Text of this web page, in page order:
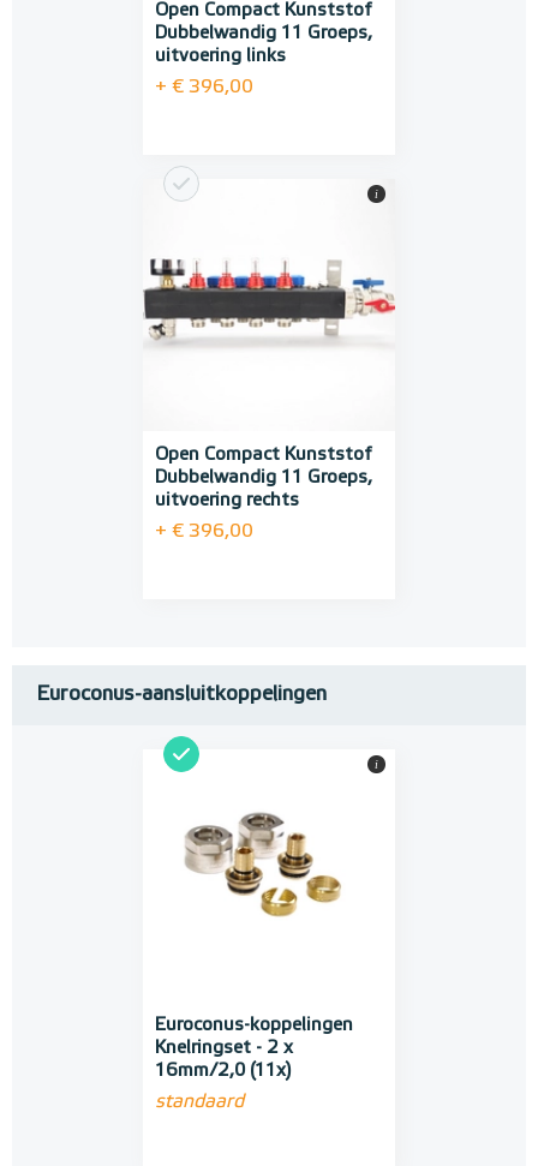
Open Compact Kunststof
Dubbelwandig 11 Groeps,
uitvoering links
+ € 396,00
Open Compact Kunststof
Dubbelwandig 11 Groeps,
uitvoering rechts
+ € 396,00
i
Euroconus-aansluitkoppelingen
Euroconus-koppelingen
Knelringset - 2 x
16mm/2,0 (11x)
standaard
i